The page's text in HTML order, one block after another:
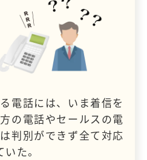
電話には、いま着信を
の電話やセールスの電
判別ができず全て対応
いた。